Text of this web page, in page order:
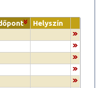
Helyszín